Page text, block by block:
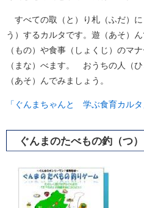
すべての取（と）り札（ふだ）
う）するカルタです。遊（あそ）
（もの）や食事（しょくじ）のマ
（まな）べます。 おうちの人（
（あそ）んでみましょう。
「ぐんまちゃんと 学ぶ食育カルタ
ぐんまのたべもの釣（つ